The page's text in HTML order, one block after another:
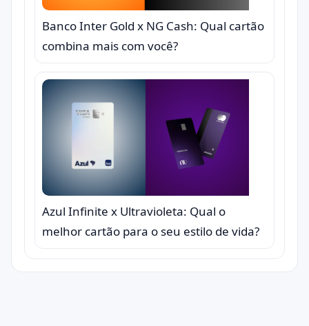
Banco Inter Gold x NG Cash: Qual cartão
combina mais com você?
Azul Infinite x Ultravioleta: Qual o
melhor cartão para o seu estilo de vida?